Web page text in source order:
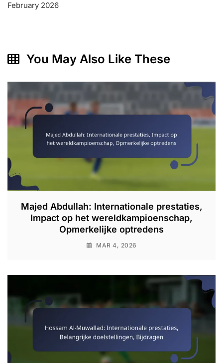
February 2026
You May Also Like These
Majed Abdullah: Internationale prestaties,
Impact op het wereldkampioenschap,
Opmerkelijke optredens
MAR 4, 2026